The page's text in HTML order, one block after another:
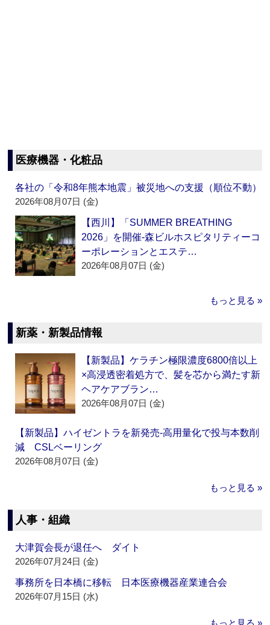
医療機器・化粧品
各社の「令和8年熊本地震」被災地への支援（順位不動）
2026年08月07日 (金)
【西川】「SUMMER BREATHING
2026」を開催‐森ビルホスピタリティーコ
ーポレーションとエステ…
2026年08月07日 (金)
もっと見る »
新薬・新製品情報
【新製品】ケラチン極限濃度6800倍以上
×高浸透密着処方で、髪を芯から満たす新
ヘアケアブラン…
2026年08月07日 (金)
【新製品】ハイゼントラを新発売‐高用量化で投与本数削
減 CSLベーリング
2026年08月07日 (金)
もっと見る »
人事・組織
大津賀会長が退任へ ダイト
2026年07月24日 (金)
事務所を日本橋に移転 日本医療機器産業連合会
2026年07月15日 (水)